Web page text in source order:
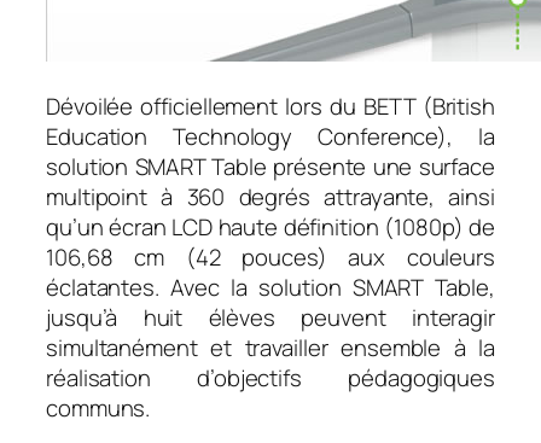
Dévoilée officiellement lors du BETT (British
Education Technology Conference), la
solution SMART Table présente une surface
multipoint à 360 degrés attrayante, ainsi
qu’un écran LCD haute définition (1080p) de
106,68 cm (42 pouces) aux couleurs
éclatantes. Avec la solution SMART Table,
jusqu’à huit élèves peuvent interagir
simultanément et travailler ensemble à la
réalisation d’objectifs pédagogiques
communs.